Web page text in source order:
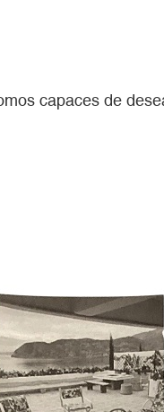
capaces de